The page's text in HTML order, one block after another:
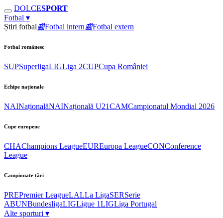
DOLCESPORT
Fotbal ▾
Știri fotbal📰Fotbal intern📰Fotbal extern
Fotbal românesc
SUPSuperligaLIGLiga 2CUPCupa României
Echipe naționale
NAINaționalăNAINațională U21CAMCampionatul Mondial 2026
Cupe europene
CHAChampions LeagueEUREuropa LeagueCONConference
League
Campionate țări
PREPremier LeagueLALLa LigaSERSerie
ABUNBundesligaLIGLigue 1LIGLiga Portugal
Alte sporturi ▾